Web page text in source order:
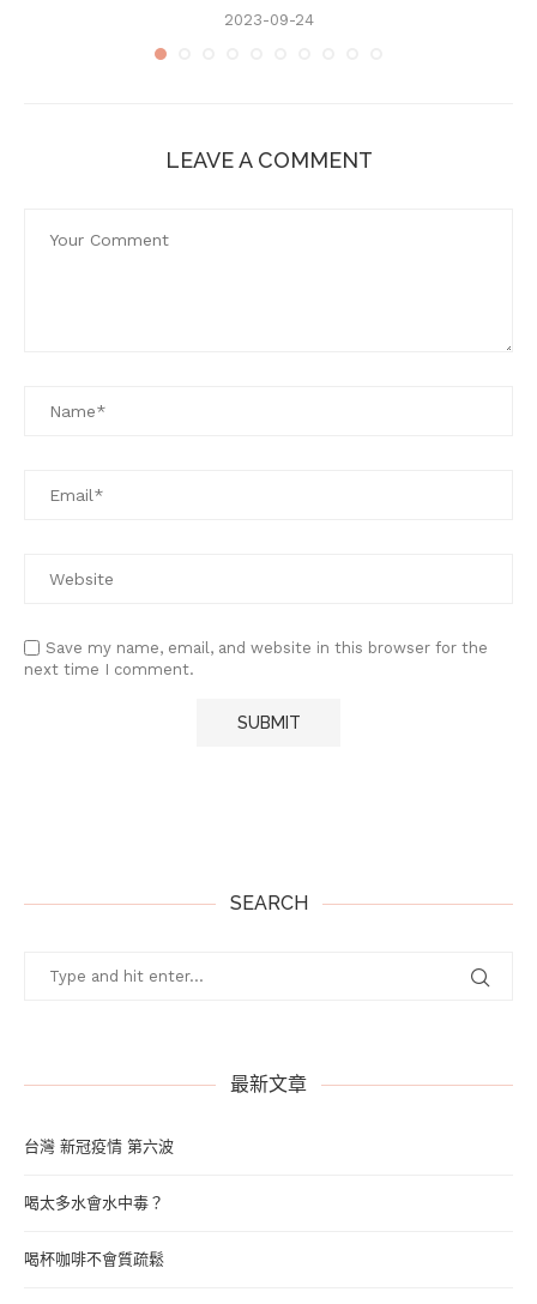
2023-09-24
LEAVE A COMMENT
Save my name, email, and website in this browser for the
next time I comment.
SEARCH
最新文章
台灣 新冠疫情 第六波
喝太多水會水中毒？
喝杯咖啡不會質疏鬆